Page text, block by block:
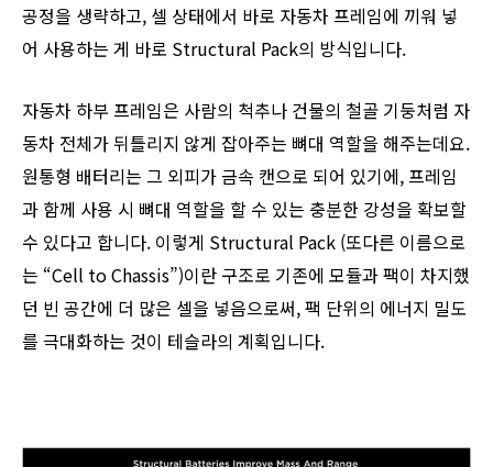
공정을 생략하고, 셀 상태에서 바로 자동차 프레임에 끼워 넣
어 사용하는 게 바로 Structural Pack의 방식입니다.
자동차 하부 프레임은 사람의 척추나 건물의 철골 기둥처럼 자
동차 전체가 뒤틀리지 않게 잡아주는 뼈대 역할을 해주는데요.
원통형 배터리는 그 외피가 금속 캔으로 되어 있기에, 프레임
과 함께 사용 시 뼈대 역할을 할 수 있는 충분한 강성을 확보할
수 있다고 합니다. 이렇게 Structural Pack (또다른 이름으로
는 “Cell to Chassis”)이란 구조로 기존에 모듈과 팩이 차지했
던 빈 공간에 더 많은 셀을 넣음으로써, 팩 단위의 에너지 밀도
를 극대화하는 것이 테슬라의 계획입니다.